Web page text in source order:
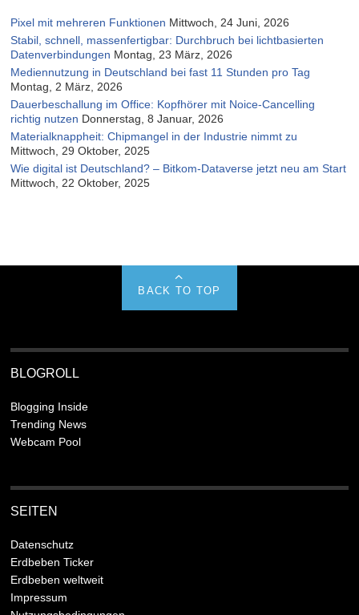
Pixel mit mehreren Funktionen Mittwoch, 24 Juni, 2026
Stabil, schnell, massenfertigbar: Durchbruch bei lichtbasierten
Datenverbindungen Montag, 23 März, 2026
Mediennutzung in Deutschland bei fast 11 Stunden pro Tag
Montag, 2 März, 2026
Dauerbeschallung im Office: Kopfhörer mit Noice-Cancelling
richtig nutzen Donnerstag, 8 Januar, 2026
Materialknappheit: Chipmangel in der Industrie nimmt zu
Mittwoch, 29 Oktober, 2025
Wie digital ist Deutschland? – Bitkom-Dataverse jetzt neu am Start
Mittwoch, 22 Oktober, 2025
BACK TO TOP
BLOGROLL
Blogging Inside
Trending News
Webcam Pool
SEITEN
Datenschutz
Erdbeben Ticker
Erdbeben weltweit
Impressum